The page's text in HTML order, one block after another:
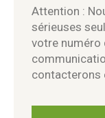
Attention :
sérieuses
votre numéro
contacterons